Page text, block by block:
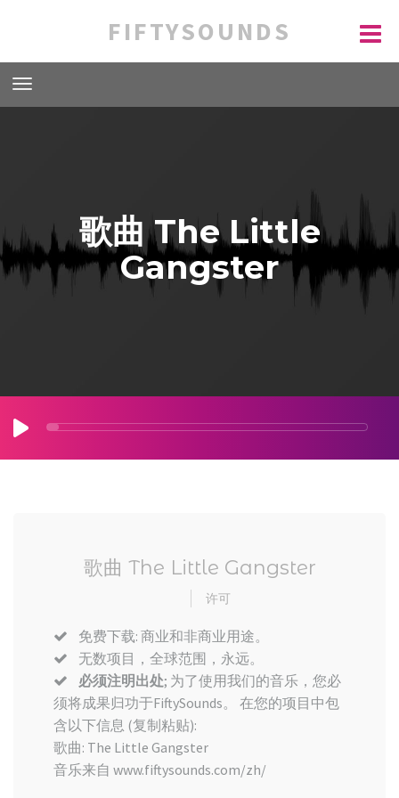
FIFTYSOUNDS
歌曲 The Little
Gangster
歌曲 The Little Gangster
许可
免费下载: 商业和非商业用途。
无数项目，全球范围，永远。
必须注明出处; 为了使用我们的音乐，您必
须将成果归功于FiftySounds。 在您的项目中包
含以下信息 (复制粘贴):
歌曲: The Little Gangster
音乐来自 www.fiftysounds.com/zh/